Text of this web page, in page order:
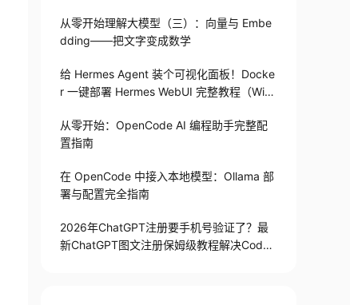
从零开始理解大模型（三）：向量与 Embe
dding——把文字变成数学
给 Hermes Agent 装个可视化面板！Docke
r 一键部署 Hermes WebUI 完整教程（Win
从零开始：OpenCode AI 编程助手完整配
置指南
在 OpenCode 中接入本地模型：Ollama 部
署与配置完全指南
2026年ChatGPT注册要手机号验证了？最
新ChatGPT图文注册保姆级教程解决Codex